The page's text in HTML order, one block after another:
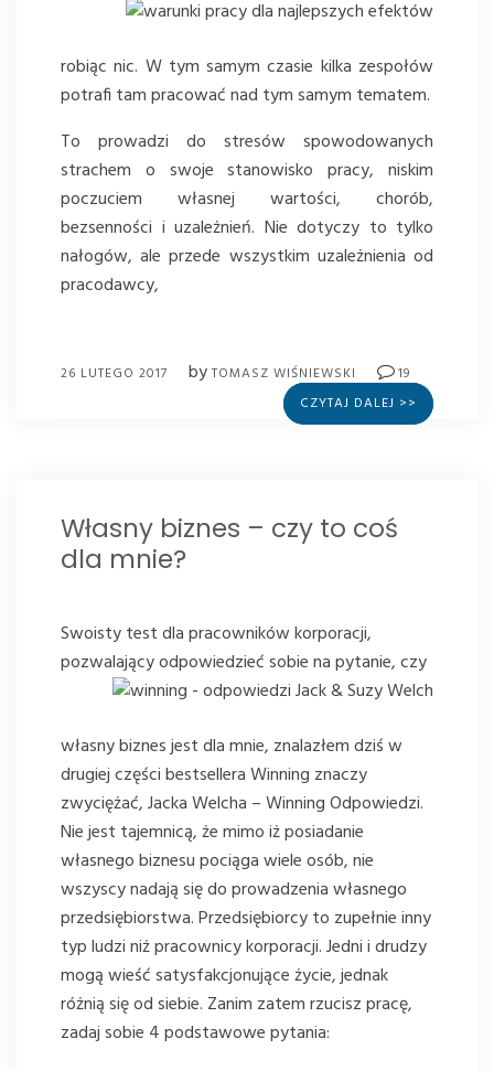
robiąc nic. W tym samym czasie kilka zespołów
potrafi tam pracować nad tym samym tematem.
To prowadzi do stresów spowodowanych
strachem o swoje stanowisko pracy, niskim
poczuciem własnej wartości, chorób,
bezsenności i uzależnień. Nie dotyczy to tylko
nałogów, ale przede wszystkim uzależnienia od
pracodawcy,
26 LUTEGO 2017 by TOMASZ WIŚNIEWSKI
19
CZYTAJ DALEJ >>
Własny biznes – czy to coś
dla mnie?
Swoisty test dla pracowników korporacji,
pozwalającyodpowiedzieć sobie na pytanie, czy
własny biznes jest dla mnie, znalazłem dziś w
drugiej części bestsellera Winning znaczy
zwyciężać, Jacka Welcha – Winning Odpowiedzi.
Nie jest tajemnicą, że mimo iż posiadanie
własnego biznesu pociąga wiele osób, nie
wszyscy nadają się do prowadzenia własnego
przedsiębiorstwa. Przedsiębiorcy to zupełnie inny
typ ludzi niż pracownicy korporacji. Jedni i drudzy
mogą wieść satysfakcjonujące życie, jednak
różnią się od siebie. Zanim zatem rzucisz pracę,
zadaj sobie 4 podstawowe pytania: